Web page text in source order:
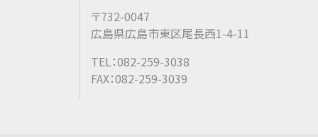
〒732-0047
広島県広島市東区尾長西1-4-11
TEL：082-259-3038
FAX：082-259-3039